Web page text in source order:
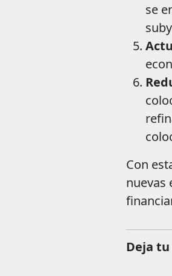
se
Con
nuevas
Deja